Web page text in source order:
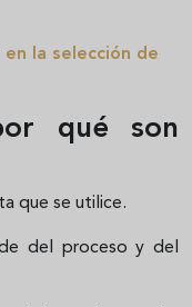
la selección de
qué son
que se utilice.
del proceso y del